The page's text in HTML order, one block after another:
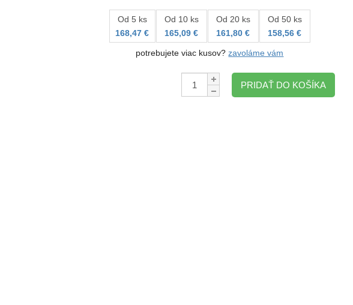
Od 5 ks
168,47 €
Od 10 ks
165,09 €
Od 20 ks
161,80 €
Od 50 ks
158,56 €
potrebujete viac kusov?zavoláme vám
Množstvo:
PRIDAŤ DO KOŠÍKA